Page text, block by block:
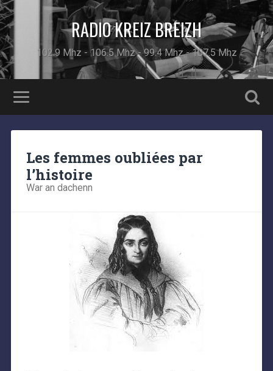
RADIO KREIZ BREIZH
102.9 Mhz - 106.5 Mhz - 99.4 Mhz - 107.5 Mhz
Les femmes oubliées par
l’histoire
War an dachenn